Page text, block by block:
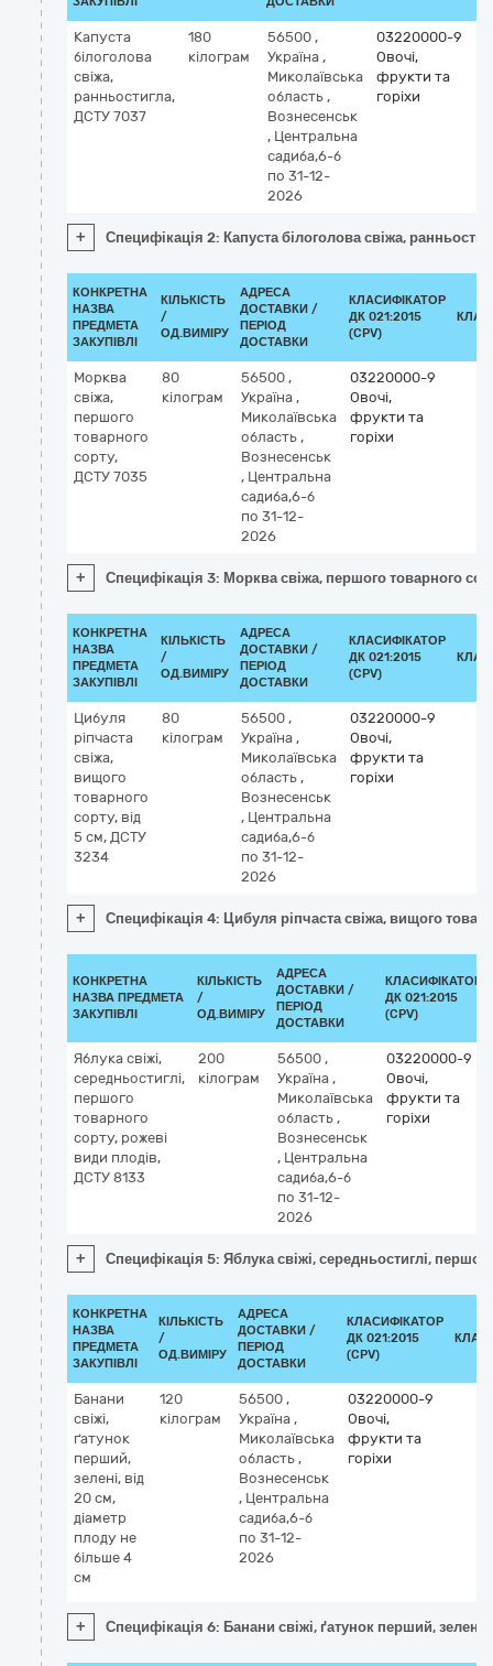
Капуста
білоголова
свіжа,
ранньостигла,
ДСТУ 7037
180
кілограм
56500 ,
Україна ,
Миколаївська
область ,
Вознесенськ
, Центральна
садиба,6-б
по 31-12-
2026
03220000-9
Овочі,
фрукти та
горіхи
+ Специфікація 2: Капуста білоголова свіжа,
КОНКРЕТНА
НАЗВА
ПРЕДМЕТА
ЗАКУПІВЛІ
КІЛЬКІСТЬ
/
ОД.ВИМІРУ
АДРЕСА
ДОСТАВКИ /
ПЕРІОД
ДОСТАВКИ
КЛАСИФІКАТОР
ДК 021:2015
(CPV)
Морква
свіжа,
першого
товарного
сорту,
ДСТУ 7035
80
кілограм
56500 ,
Україна ,
Миколаївська
область ,
Вознесенськ
, Центральна
садиба,6-б
по 31-12-
2026
03220000-9
Овочі,
фрукти та
горіхи
+ Специфікація 3: Морква свіжа, першого товарного
КОНКРЕТНА
НАЗВА
ПРЕДМЕТА
ЗАКУПІВЛІ
КІЛЬКІСТЬ
/
ОД.ВИМІРУ
АДРЕСА
ДОСТАВКИ /
ПЕРІОД
ДОСТАВКИ
КЛАСИФІКАТОР
ДК 021:2015
(CPV)
Цибуля
ріпчаста
свіжа,
вищого
товарного
сорту, від
5 см, ДСТУ
3234
80
кілограм
56500 ,
Україна ,
Миколаївська
область ,
Вознесенськ
, Центральна
садиба,6-б
по 31-12-
2026
03220000-9
Овочі,
фрукти та
горіхи
+ Специфікація 4: Цибуля ріпчаста свіжа, вищого
КОНКРЕТНА
НАЗВА ПРЕДМЕТА
ЗАКУПІВЛІ
КІЛЬКІСТЬ
/
ОД.ВИМІРУ
АДРЕСА
ДОСТАВКИ /
ПЕРІОД
ДОСТАВКИ
КЛАСИФІКАТОР
ДК 021:2015
(CPV)
Яблука свіжі,
середньостиглі,
першого
товарного
сорту, рожеві
види плодів,
ДСТУ 8133
200
кілограм
56500 ,
Україна ,
Миколаївська
область ,
Вознесенськ
, Центральна
садиба,6-б
по 31-12-
2026
03220000-9
Овочі,
фрукти та
горіхи
+ Специфікація 5: Яблука свіжі, середньостиглі,
КОНКРЕТНА
НАЗВА
ПРЕДМЕТА
ЗАКУПІВЛІ
КІЛЬКІСТЬ
/
ОД.ВИМІРУ
АДРЕСА
ДОСТАВКИ /
ПЕРІОД
ДОСТАВКИ
КЛАСИФІКАТОР
ДК 021:2015
(CPV)
Банани
свіжі,
ґатунок
перший,
зелені, від
20 см,
діаметр
плоду не
більше 4
см
120
кілограм
56500 ,
Україна ,
Миколаївська
область ,
Вознесенськ
, Центральна
садиба,6-б
по 31-12-
2026
03220000-9
Овочі,
фрукти та
горіхи
+ Специфікація 6: Банани свіжі, ґатунок перший,